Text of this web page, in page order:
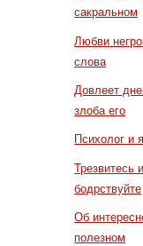
сакральном
Любви
слова
Довлеет
злоба его
Психолог и я
Трезвитесь и
бодрствуйте
Об
полезном